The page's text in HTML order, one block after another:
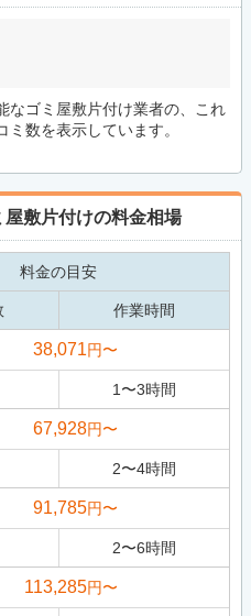
なゴミ屋敷片付け業者の、これ
数を表示しています。
敷片付けの料金相場
料金の目安
作業時間
38,071円〜
1〜3時間
67,928円〜
2〜4時間
91,785円〜
2〜6時間
113,285円〜